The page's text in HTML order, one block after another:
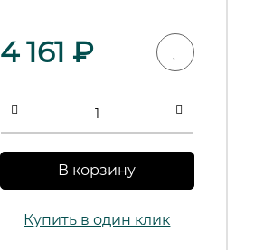
4 161 ₽
В корзину
Купить в один клик